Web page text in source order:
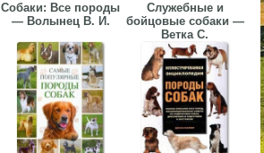
Собаки: Все породы
— Волынец В. И.
Служебные и
бойцовые собаки —
Ветка С.